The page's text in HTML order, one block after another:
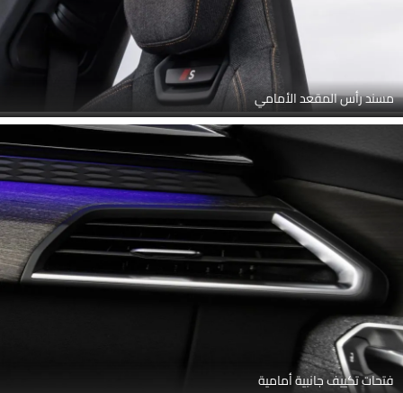
مسند رأس المقعد الأمامي
فتحات تكييف جانبية أمامية